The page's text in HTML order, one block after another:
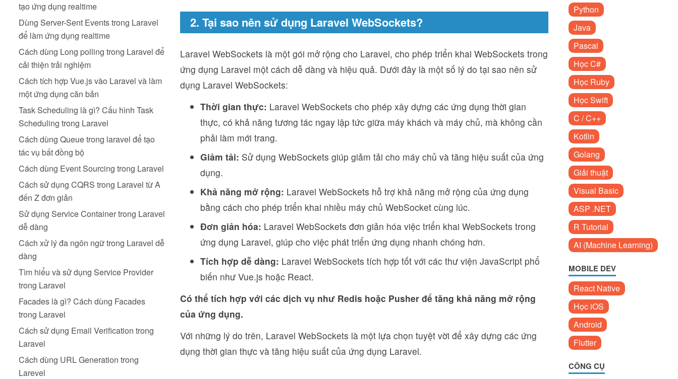
tạo ứng dụng realtime
Dùng Server-Sent Events trong Laravel
để làm ứng dụng realtime
Cách dùng Long polling trong Laravel để
cải thiện trải nghiệm
Cách tích hợp Vue.js vào Laravel và làm
một ứng dụng căn bản
Task Scheduling là gì? Cấu hình Task
Scheduling trong Laravel
Cách dùng Queue trong laravel để tạo
tác vụ bất đồng bộ
Cách dùng Event Sourcing trong Laravel
Cách sử dụng CQRS trong Laravel từ A
đến Z đơn giản
Sử dụng Service Container trong Laravel
dễ dàng
Cách xử lý đa ngôn ngữ trong Laravel dễ
dàng
Tìm hiểu và sử dụng Service Provider
trong Laravel
Facades là gì? Cách dùng Facades
trong Laravel
Cách sử dụng Email Verification trong
Laravel
Cách dùng URL Generation trong
Larevel
2. Tại sao nên sử dụng Laravel WebSockets?
Laravel WebSockets là một gói mở rộng cho Laravel, cho phép triển khai WebSockets trong
ứng dụng Laravel một cách dễ dàng và hiệu quả. Dưới đây là một số lý do tại sao nên sử
dụng Laravel WebSockets:
Thời gian thực: Laravel WebSockets cho phép xây dựng các ứng dụng thời gian
thực, có khả năng tương tác ngay lập tức giữa máy khách và máy chủ, mà không cần
phải làm mới trang.
Giảm tải: Sử dụng WebSockets giúp giảm tải cho máy chủ và tăng hiệu suất của ứng
dụng.
Khả năng mở rộng: Laravel WebSockets hỗ trợ khả năng mở rộng của ứng dụng
bằng cách cho phép triển khai nhiều máy chủ WebSocket cùng lúc.
Đơn giản hóa: Laravel WebSockets đơn giản hóa việc triển khai WebSockets trong
ứng dụng Laravel, giúp cho việc phát triển ứng dụng nhanh chóng hơn.
Tích hợp dễ dàng: Laravel WebSockets tích hợp tốt với các thư viện JavaScript phổ
biến như Vue.js hoặc React.
Có thể tích hợp với các dịch vụ như Redis hoặc Pusher để tăng khả năng mở rộng
của ứng dụng.
Với những lý do trên, Laravel WebSockets là một lựa chọn tuyệt vời để xây dựng các ứng
dụng thời gian thực và tăng hiệu suất của ứng dụng Laravel.
Python
Java
Pascal
Học C#
Học Ruby
Học Swift
C / C++
Kotlin
Golang
Giải thuật
Visual Basic
ASP .NET
R Tutorial
AI (Machine Learning)
MOBILE DEV
React Native
Học iOS
Android
Flutter
CÔNG CỤ